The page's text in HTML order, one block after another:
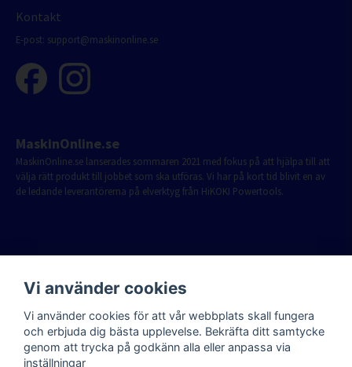
Kontakt
E-post: support@maskinonline.se
MaskinOnline.se
MaskinOnline.se lanserades sommaren 2021 med fokus på att hjälpa till att
välja rätt produkt till jobbet som ska utföras. Vi har på kort tid blivit en av
de ledande leverantörerna på elverktyg från HiKOKI Powertools.
Vi använder cookies
Vi använder cookies för att vår webbplats skall fungera
och erbjuda dig bästa upplevelse. Bekräfta ditt samtycke
genom att trycka på godkänn alla eller anpassa via
inställningar